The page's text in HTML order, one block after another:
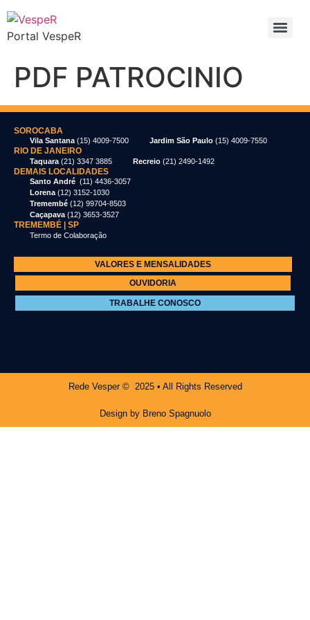
Portal VespeR
PDF PATROCINIO
SOROCABA
Vila Santana (15) 4009-7500 Jardim São Paulo (15) 4009-7550
RIO DE JANEIRO
Taquara (21) 3347 3885 Recreio (21) 2490-1492
DEMAIS LOCALIDADES
Santo André (11) 4436-3057
Lorena (12) 3152-1030
Tremembé (12) 99704-8503
Caçapava (12) 3653-3527
TREMEMBÉ | SP
Termo de Colaboração
VALORES E MENSALIDADES
OUVIDORIA
TRABALHE CONOSCO
Rede Vesper © 2025 • All Rights Reserved
Design by Breno Spagnuolo